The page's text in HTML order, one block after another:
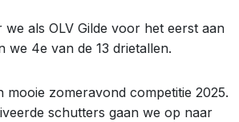
we als OLV Gilde voor het eerst aan
we 4e van de 13 drietallen.
mooie zomeravond competitie 2025.
schutters gaan we op naar